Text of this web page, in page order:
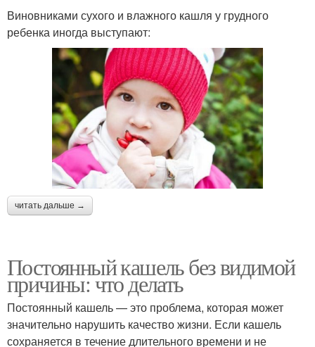
Виновниками сухого и влажного кашля у грудного
ребенка иногда выступают:
читать дальше →
Постоянный кашель без видимой
причины: что делать
Постоянный кашель — это проблема, которая может
значительно нарушить качество жизни. Если кашель
сохраняется в течение длительного времени и не